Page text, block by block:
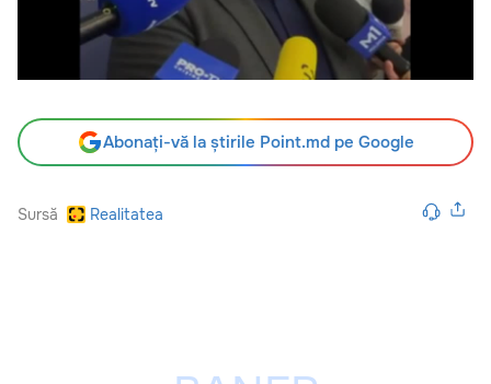
Abonați-vă la știrile Point.md pe Google
Sursă Realitatea